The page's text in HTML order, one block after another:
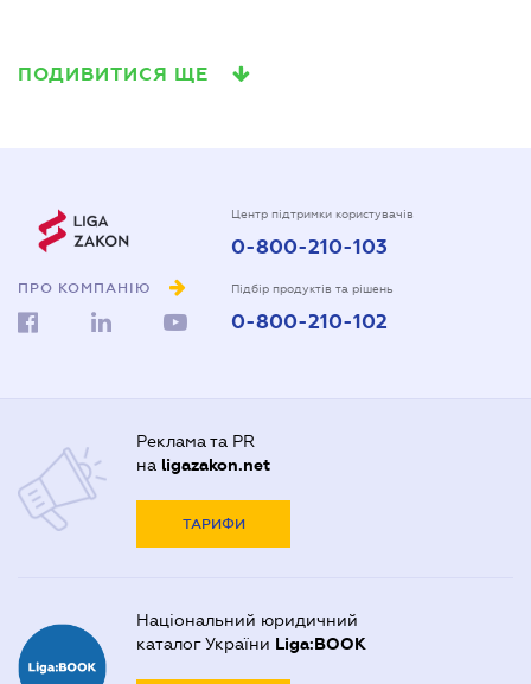
ПОДИВИТИСЯ ЩЕ
ПРО КОМПАНІЮ
Центр підтримки користувачів
0-800-210-103
Підбір продуктів та рішень
0-800-210-102
Реклама та PR
на ligazakon.net
ТАРИФИ
Національний юридичний
каталог України Liga:BOOK